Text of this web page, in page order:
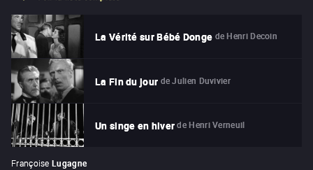
La Vérité sur Bébé Donge de Henri Decoin
La Fin du jour de Julien Duvivier
Un singe en hiver de Henri Verneuil
Françoise Lugagne